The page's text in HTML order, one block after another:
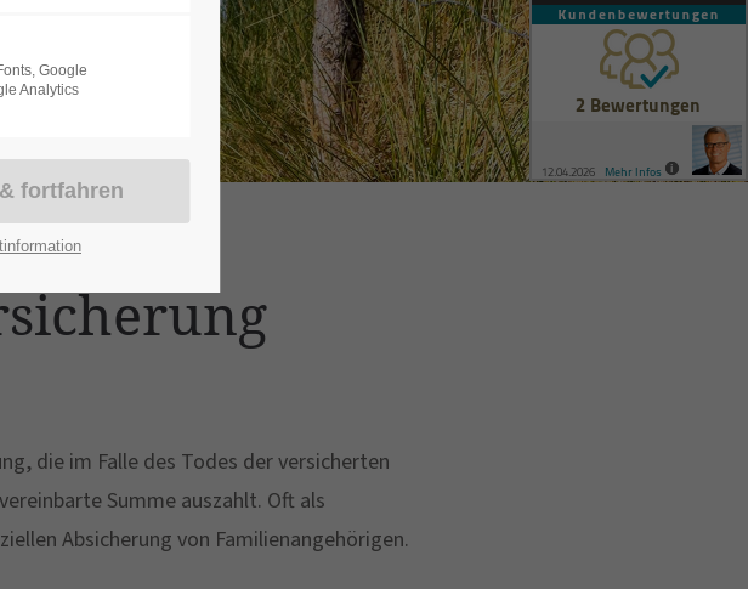
die im Falle des Todes der versicherten
Summe auszahlt. Oft als
Absicherung von Familienangehörigen.
Google
Analytics